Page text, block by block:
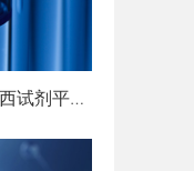
上海逐耀医药科技（美迪西试剂平台）